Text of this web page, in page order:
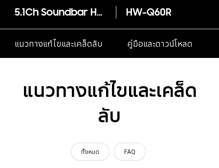
5.1Ch Soundbar HW-Q60R HW-Q60R
แนวทางแก้ไขและเคล็ดลับ คู่มือและดาวน์โหลด
แนวทางแก้ไขและเคล็ด
ลับ
ทั้งหมด FAQ